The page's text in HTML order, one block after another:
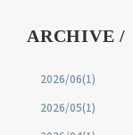
ARCHIVE /
2026/06(1)
2026/05(1)